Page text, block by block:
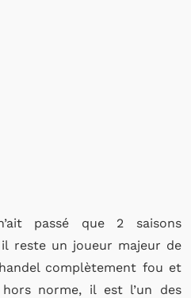
passé que 2 saisons
reste un joueur majeur de
complètement fou et
norme, il est l’un des